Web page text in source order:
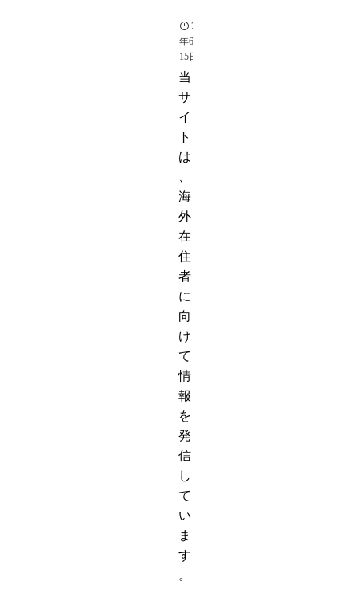
2015
年6月
15日
当
サ
イ
ト
は
海
外
在
住
者
に
向
け
て
情
報
を
発
信
し
て
い
ま
す
。